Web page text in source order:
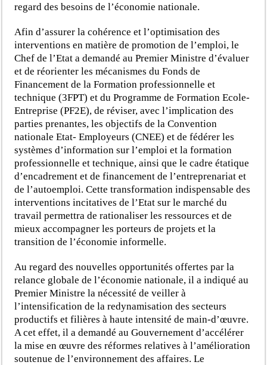
regard des besoins de l’économie nationale.
Afin d’assurer la cohérence et l’optimisation des
interventions en matière de promotion de l’emploi, le
Chef de l’Etat a demandé au Premier Ministre d’évaluer
et de réorienter les mécanismes du Fonds de
Financement de la Formation professionnelle et
technique (3FPT) et du Programme de Formation Ecole-
Entreprise (PF2E), de réviser, avec l’implication des
parties prenantes, les objectifs de la Convention
nationale Etat- Employeurs (CNEE) et de fédérer les
systèmes d’information sur l’emploi et la formation
professionnelle et technique, ainsi que le cadre étatique
d’encadrement et de financement de l’entreprenariat et
de l’autoemploi. Cette transformation indispensable des
interventions incitatives de l’Etat sur le marché du
travail permettra de rationaliser les ressources et de
mieux accompagner les porteurs de projets et la
transition de l’économie informelle.
Au regard des nouvelles opportunités offertes par la
relance globale de l’économie nationale, il a indiqué au
Premier Ministre la nécessité de veiller à
l’intensification de la redynamisation des secteurs
productifs et filières à haute intensité de main-d’œuvre.
A cet effet, il a demandé au Gouvernement d’accélérer
la mise en œuvre des réformes relatives à l’amélioration
soutenue de l’environnement des affaires. Le